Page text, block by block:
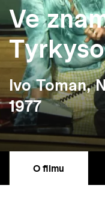
Ve
Ivo Toman,
1977
O filmu